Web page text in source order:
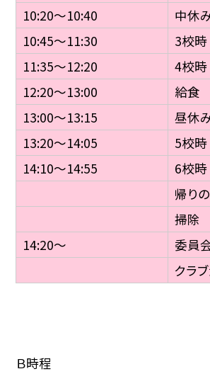
10:20〜10:40
中休
10:45〜11:30
3校時
11:35〜12:20
4校時
12:20〜13:00
給食
13:00〜13:15
昼休
13:20〜14:05
5校時
14:10〜14:55
6校時
帰り
掃除
14:20〜
委員
クラ
Ｂ時程